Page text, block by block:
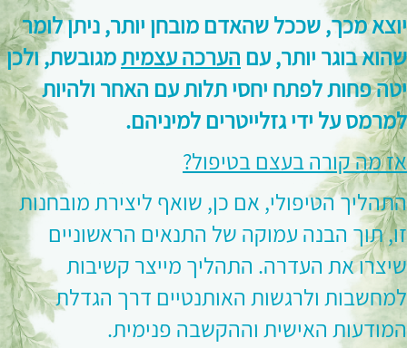
יוצא מכך, שככל שהאדם מובחן יותר, ניתן לומר
שהוא בוגר יותר, עם הערכה עצמיתמגובשת, ולכן
יטה פחות לפתח יחסי תלות עם האחר ולהיות
למרמס על ידי גזלייטרים למיניהם.
אז מה קורה בעצם בטיפול?
התהליך הטיפולי, אם כן, שואף ליצירת מובחנות
זו, תוך הבנה עמוקה של התנאים הראשוניים
שיצרו את העדרה. התהליך מייצר קשיבות
למחשבות ולרגשות האותנטיים דרך הגדלת
המודעות האישית וההקשבה פנימית.